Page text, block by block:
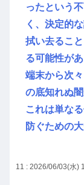
ったという
く、決定的
拭い去るこ
る可能性が
端末から次
の底知れぬ
これは単な
防ぐための
11 : 2026/06/03(水)